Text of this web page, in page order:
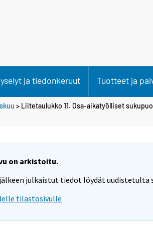
ja tiedonkeruut Tuotteet ja
> Liitetaulukko 11. Osa-aikatyölliset
on arkistoitu.
jälkeen julkaistut tiedot löydät uudistetulta
tilastosivulle